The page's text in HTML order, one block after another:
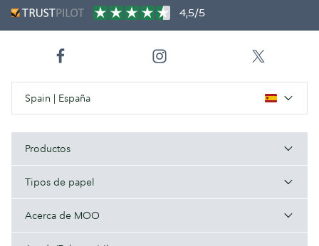
4,5/5
Spain | España
Productos
Tipos de papel
Acerca de MOO